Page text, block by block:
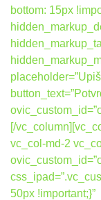
bottom: 15px
[/
vc_col-md-2
50px !important;}”